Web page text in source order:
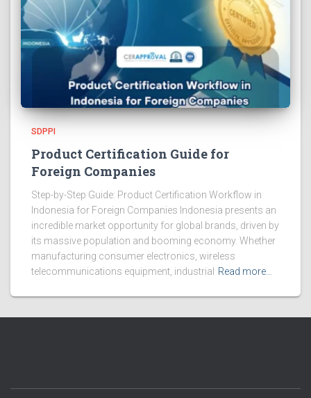
SDPPI
Product Certification Guide for
Foreign Companies
Step-by-Step Guide: Product Certification Workflow in
Indonesia for Foreign Companies Indonesia presents an
incredible market opportunity for global brands, driven by
its massive population and booming economy. Whether
manufacturing consumer electronics, wireless
telecommunications equipment, industrial
Read more…